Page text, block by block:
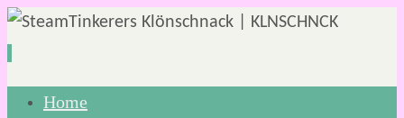
Zum Home